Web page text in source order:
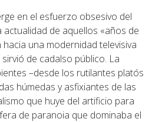
en el esfuerzo obsesivo del
de aquellos «años de
una modernidad televisiva
de cadalso público. La
–desde los rutilantes platós
húmedas y asfixiantes de las
que huye del artificio para
de paranoia que dominaba el